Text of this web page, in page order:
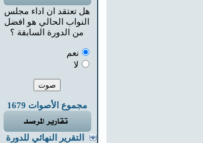
هل تعتقد ان اداء مجلس
النواب الحالي هو افضل
من الدورة السابقة ؟
نعم
لا
مجموع الأصوات 1679
التقرير النهائي للدورة